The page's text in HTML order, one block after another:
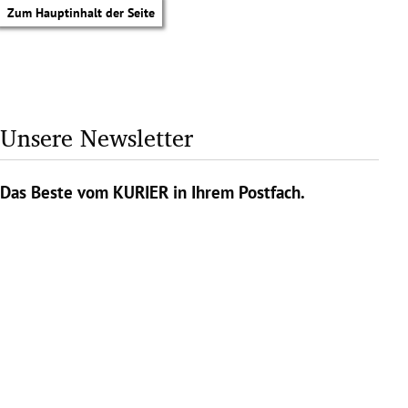
Zum Hauptinhalt der Seite
Unsere Newsletter
Das Beste vom KURIER in Ihrem Postfach.